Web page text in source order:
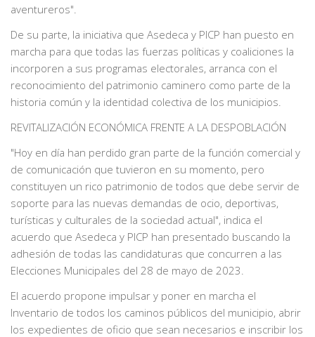
aventureros".
De su parte, la iniciativa que Asedeca y PICP han puesto en
marcha para que todas las fuerzas políticas y coaliciones la
incorporen a sus programas electorales, arranca con el
reconocimiento del patrimonio caminero como parte de la
historia común y la identidad colectiva de los municipios.
REVITALIZACIÓN ECONÓMICA FRENTE A LA DESPOBLACIÓN
"Hoy en día han perdido gran parte de la función comercial y
de comunicación que tuvieron en su momento, pero
constituyen un rico patrimonio de todos que debe servir de
soporte para las nuevas demandas de ocio, deportivas,
turísticas y culturales de la sociedad actual", indica el
acuerdo que Asedeca y PICP han presentado buscando la
adhesión de todas las candidaturas que concurren a las
Elecciones Municipales del 28 de mayo de 2023.
El acuerdo propone impulsar y poner en marcha el
Inventario de todos los caminos públicos del municipio, abrir
los expedientes de oficio que sean necesarios e inscribir los